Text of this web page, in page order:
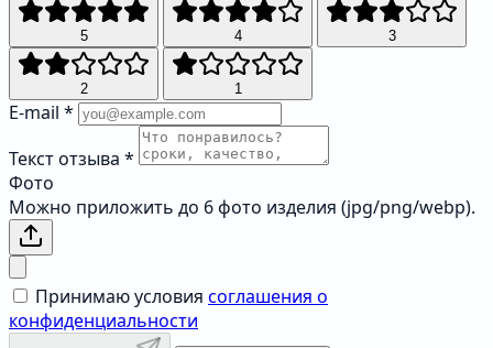
5 4 3
2 1
E-mail *
Текст отзыва *
Фото
Можно приложить до 6 фото изделия (jpg/png/webp).
Принимаю условия соглашения о
конфиденциальности